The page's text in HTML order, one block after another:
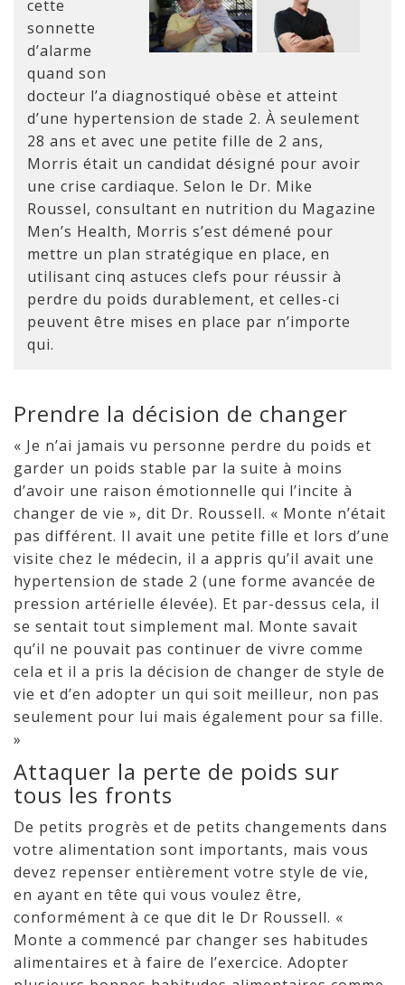
cette
sonnette
d’alarme
quand son
docteur l’a diagnostiqué obèse et atteint
d’une hypertension de stade 2. À seulement
28 ans et avec une petite fille de 2 ans,
Morris était un candidat désigné pour avoir
une crise cardiaque. Selon le Dr. Mike
Roussel, consultant en nutrition du Magazine
Men’s Health, Morris s’est démené pour
mettre un plan stratégique en place, en
utilisant cinq astuces clefs pour réussir à
perdre du poids durablement, et celles-ci
peuvent être mises en place par n’importe
qui.
Prendre la décision de changer
« Je n’ai jamais vu personne perdre du poids et
garder un poids stable par la suite à moins
d’avoir une raison émotionnelle qui l’incite à
changer de vie », dit Dr. Roussell. « Monte n’était
pas différent. Il avait une petite fille et lors d’une
visite chez le médecin, il a appris qu’il avait une
hypertension de stade 2 (une forme avancée de
pression artérielle élevée). Et par-dessus cela, il
se sentait tout simplement mal. Monte savait
qu’il ne pouvait pas continuer de vivre comme
cela et il a pris la décision de changer de style de
vie et d’en adopter un qui soit meilleur, non pas
seulement pour lui mais également pour sa fille.
»
Attaquer la perte de poids sur
tous les fronts
De petits progrès et de petits changements dans
votre alimentation sont importants, mais vous
devez repenser entièrement votre style de vie,
en ayant en tête qui vous voulez être,
conformément à ce que dit le Dr Roussell. «
Monte a commencé par changer ses habitudes
alimentaires et à faire de l’exercice. Adopter